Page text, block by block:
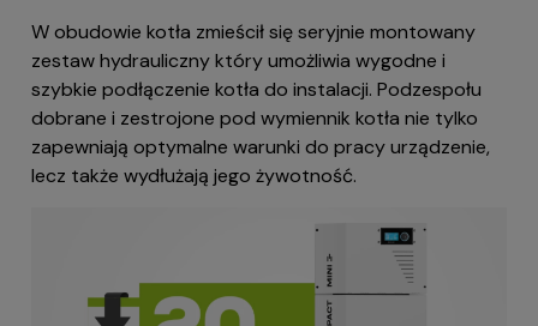
W obudowie kotła zmieścił się seryjnie montowany
zestaw hydrauliczny który umożliwia wygodne i
szybkie podłączenie kotła do instalacji. Podzespołu
dobrane i zestrojone pod wymiennik kotła nie tylko
zapewniają optymalne warunki do pracy urządzenie,
lecz także wydłużają jego żywotność.